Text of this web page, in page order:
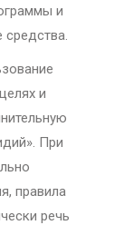
и
и
При
правила
речь